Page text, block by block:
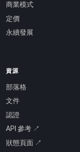
商業模式
定價
永續發展
資源
部落格
文件
認證
API 參考 ↗
狀態頁面 ↗